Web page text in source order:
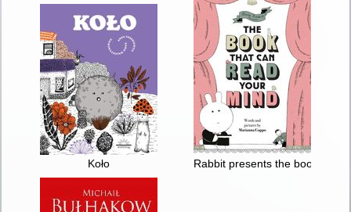
Koło Rabbit presents the book that